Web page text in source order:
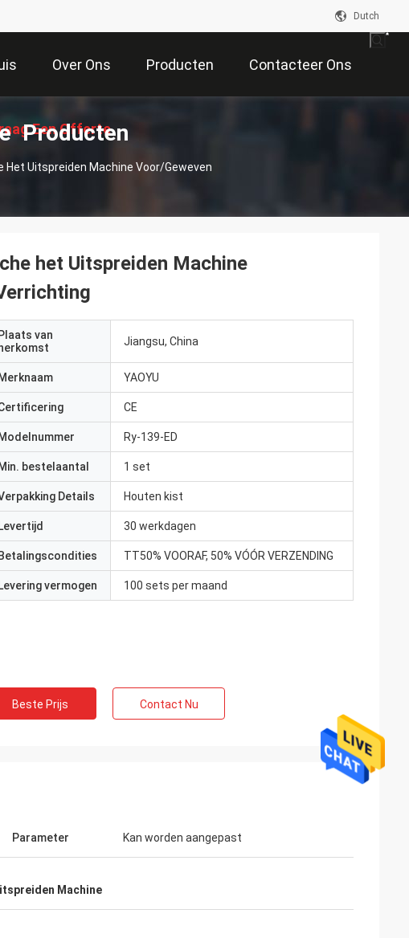
Dutch
Over Ons Producten Contacteer Ons
Een Offerte
Producten
Uitspreiden Machine Voor/Geweven
het Uitspreiden Machine
Plaats van
herkomst
Jiangsu, China
Merknaam YAOYU
CE
Modelnummer Ry-139-ED
Min. bestelaantal 1 set
Details Houten kist
Levertijd 30 werkdagen
Betalingscondities TT50% VOORAF, 50% VÓÓR VERZENDING
Levering vermogen 100 sets per maand
Beste Prijs Contact Nu
Parameter Kan worden aangepast
Machine